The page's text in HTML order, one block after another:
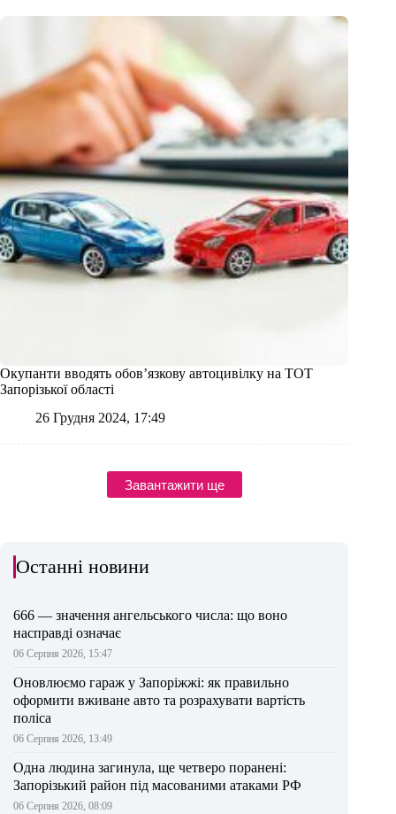
Окупанти вводять обов’язкову автоцивілку на ТОТ
Запорізької області
26 Грудня 2024, 17:49
Завантажити ще
Останні новини
666 — значення ангельського числа: що воно
насправді означає
06 Серпня 2026, 15:47
Оновлюємо гараж у Запоріжжі: як правильно
оформити вживане авто та розрахувати вартість
поліса
06 Серпня 2026, 13:49
Одна людина загинула, ще четверо поранені:
Запорізький район під масованими атаками РФ
06 Серпня 2026, 08:09